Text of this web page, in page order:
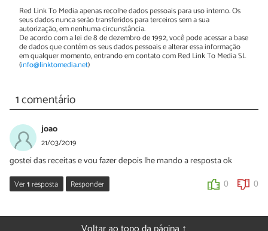
Red Link To Media apenas recolhe dados pessoais para uso interno. Os
seus dados nunca serão transferidos para terceiros sem a sua
autorização, em nenhuma circunstância.
De acordo com a lei de 8 de dezembro de 1992, você pode acessar a base
de dados que contém os seus dados pessoais e alterar essa informação
em qualquer momento, entrando em contato com Red Link To Media SL
(info@linktomedia.net)
1 comentário
joao
21/03/2019
gostei das receitas e vou fazer depois lhe mando a resposta ok
Ver1resposta Responder 0 0
21/03/2019